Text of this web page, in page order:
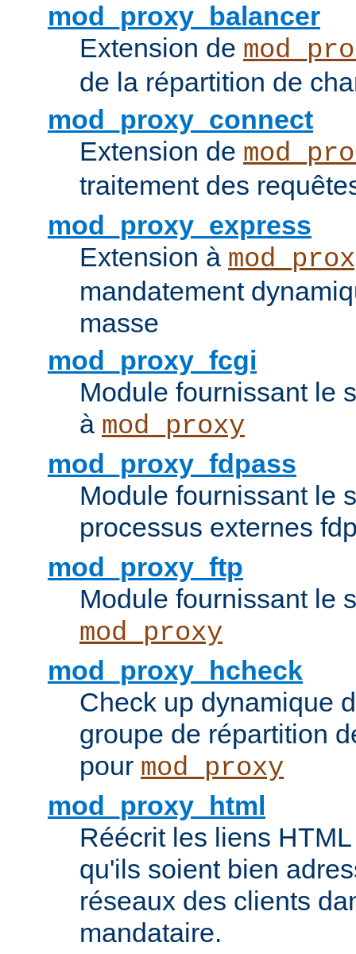
mod_proxy_balancer
Extension de
de la répartition de
mod_proxy_connect
Extension de
traitement des
mod_proxy_express
Extension à
mandatement
masse
mod_proxy_fcgi
Module fournissant le
à mod_proxy
mod_proxy_fdpass
Module fournissant le
processus externes
mod_proxy_ftp
Module fournissant le
mod_proxy
mod_proxy_hcheck
Check up dynamique
groupe de répartition
pour mod_proxy
mod_proxy_html
Réécrit les liens
qu'ils soient bien
réseaux des clients
mandataire.